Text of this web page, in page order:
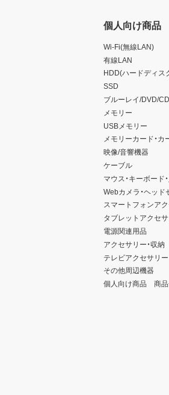
個人向け商品
Wi-Fi(無線LAN)
有線LAN
HDD(ハードディス
SSD
ブルーレイ/DVD/
メモリー
USBメモリー
メモリーカード・
映像/音響機器
ケーブル
マウス・キーボード
Webカメラ・ヘッド
スマートフォンア
タブレットアクセ
電源関連用品
アクセサリー・収納
テレビアクセサリー
その他周辺機器
個人向け商品 商